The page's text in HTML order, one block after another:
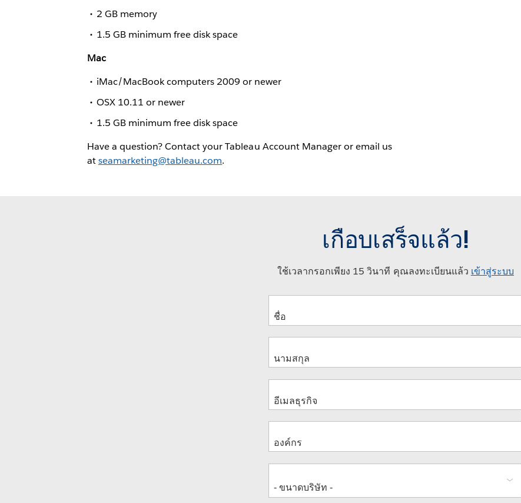
2 GB memory
1.5 GB minimum free disk space
Mac
iMac/MacBook computers 2009 or newer
OSX 10.11 or newer
1.5 GB minimum free disk space
Have a question? Contact your Tableau Account Manager or email us
atseamarketing@tableau.com.
เกือบเสร็จแล้ว!
ใช้เวลากรอกเพียง 15 วินาที คุณลงทะเบียนแล้ว เข้าสู่ระบบ